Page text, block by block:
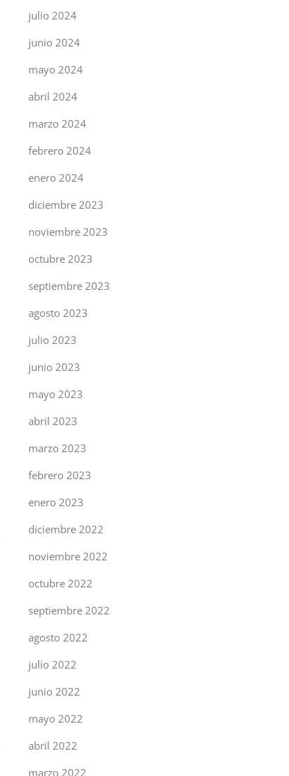
julio 2024
junio 2024
mayo 2024
abril 2024
marzo 2024
febrero 2024
enero 2024
diciembre 2023
noviembre 2023
octubre 2023
septiembre 2023
agosto 2023
julio 2023
junio 2023
mayo 2023
abril 2023
marzo 2023
febrero 2023
enero 2023
diciembre 2022
noviembre 2022
octubre 2022
septiembre 2022
agosto 2022
julio 2022
junio 2022
mayo 2022
abril 2022
marzo 2022